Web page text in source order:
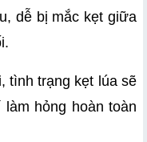
dễ bị mắc kẹt giữa
tình trạng kẹt lúa sẽ
hỏng hoàn toàn